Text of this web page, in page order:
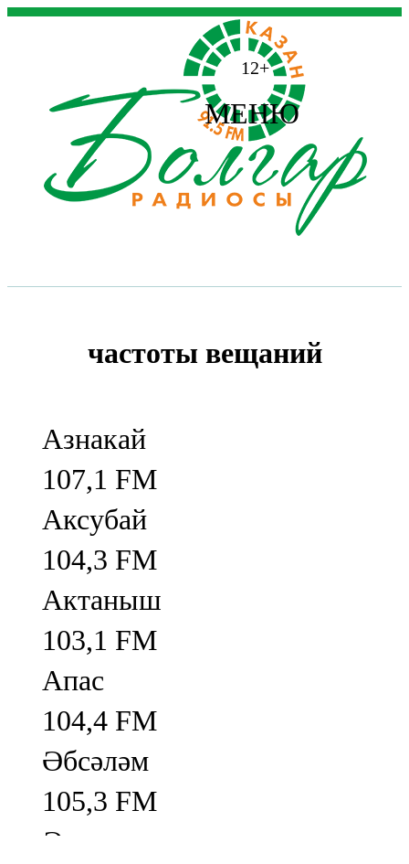
12+
МЕНЮ
частоты вещаний
Азнакай
107,1 FM
Аксубай
104,3 FM
Актаныш
103,1 FM
Апас
104,4 FM
Әбсәләм
105,3 FM
Әлмәт